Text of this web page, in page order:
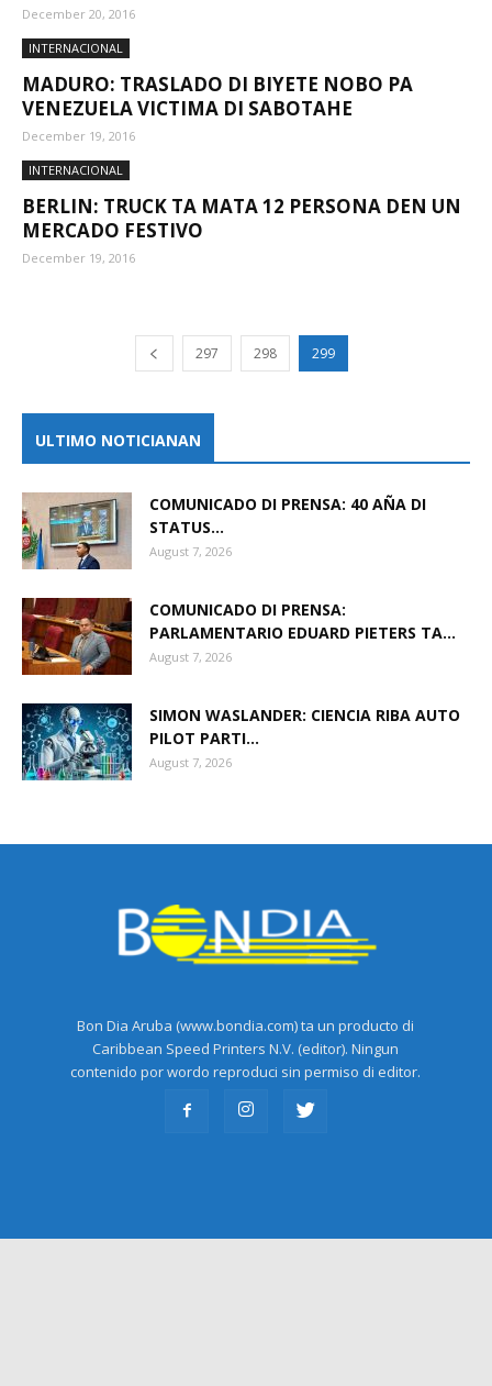
December 20, 2016
INTERNACIONAL
MADURO: TRASLADO DI BIYETE NOBO PA
VENEZUELA VICTIMA DI SABOTAHE
December 19, 2016
INTERNACIONAL
BERLIN: TRUCK TA MATA 12 PERSONA DEN UN
MERCADO FESTIVO
December 19, 2016
297 298 299
ULTIMO NOTICIANAN
COMUNICADO DI PRENSA: 40 AÑA DI
STATUS...
August 7, 2026
COMUNICADO DI PRENSA:
PARLAMENTARIO EDUARD PIETERS TA...
August 7, 2026
SIMON WASLANDER: CIENCIA RIBA AUTO
PILOT PARTI...
August 7, 2026
Bon Dia Aruba (www.bondia.com) ta un producto di
Caribbean Speed Printers N.V. (editor). Ningun
contenido por wordo reproduci sin permiso di editor.